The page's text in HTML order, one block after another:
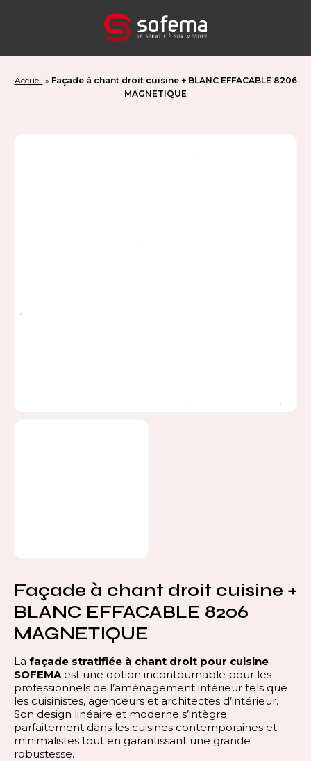
Accueil » Façade à chant droit cuisine + BLANC EFFACABLE 8206
MAGNETIQUE
Façade à chant droit cuisine +
BLANC EFFACABLE 8206
MAGNETIQUE
La façade stratifiée à chant droit pour cuisine
SOFEMAest une option incontournable pour les
professionnels de l’aménagement intérieur tels que
les cuisinistes, agenceurs et architectes d’intérieur.
Son design linéaire et moderne s’intègre
parfaitement dans les cuisines contemporaines et
minimalistes tout en garantissant une grande
robustesse.